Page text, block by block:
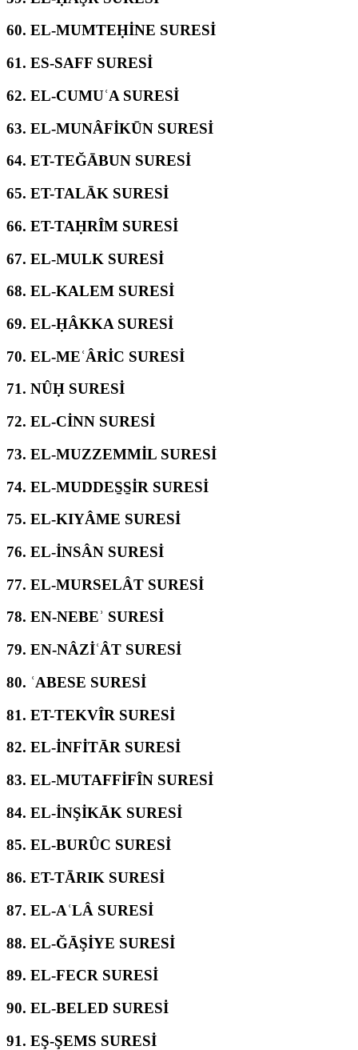
60. EL-MUMTEḤİNE SURESİ
61. ES-SAFF SURESİ
62. EL-CUMUʿA SURESİ
63. EL-MUNÂFİKŪN SURESİ
64. ET-TEĞĀBUN SURESİ
65. ET-TALĀK SURESİ
66. ET-TAḤRÎM SURESİ
67. EL-MULK SURESİ
68. EL-KALEM SURESİ
69. EL-ḤÂKKA SURESİ
70. EL-MEʿÂRİC SURESİ
71. NÛḤ SURESİ
72. EL-CİNN SURESİ
73. EL-MUZZEMMİL SURESİ
74. EL-MUDDES̱S̱İR SURESİ
75. EL-KIYÂME SURESİ
76. EL-İNSÂN SURESİ
77. EL-MURSELÂT SURESİ
78. EN-NEBEʾ SURESİ
79. EN-NÂZİʿÂT SURESİ
80. ʿABESE SURESİ
81. ET-TEKVÎR SURESİ
82. EL-İNFİTĀR SURESİ
83. EL-MUTAFFİFÎN SURESİ
84. EL-İNŞİKĀK SURESİ
85. EL-BURÛC SURESİ
86. ET-TĀRIK SURESİ
87. EL-AʿLÂ SURESİ
88. EL-ĞĀŞİYE SURESİ
89. EL-FECR SURESİ
90. EL-BELED SURESİ
91. EŞ-ŞEMS SURESİ